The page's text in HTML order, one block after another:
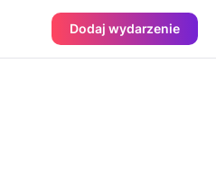
Dodaj wydarzenie